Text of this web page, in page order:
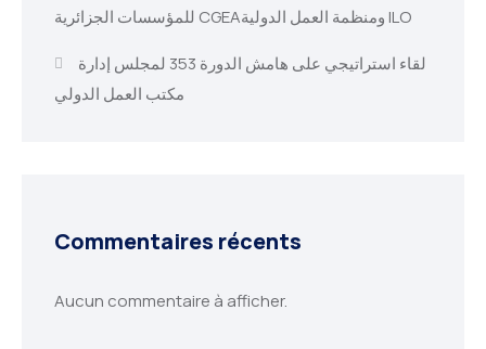
للمؤسسات الجزائرية CGEAومنظمة العمل الدولية ILO
لقاء استراتيجي على هامش الدورة 353 لمجلس إدارة
مكتب العمل الدولي
Commentaires récents
Aucun commentaire à afficher.